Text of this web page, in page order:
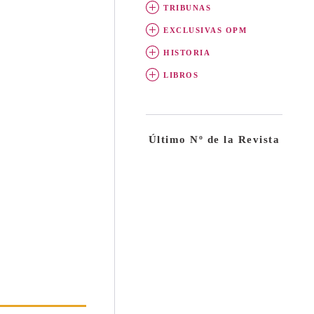
TRIBUNAS
EXCLUSIVAS OPM
HISTORIA
LIBROS
Último Nº de la Revista